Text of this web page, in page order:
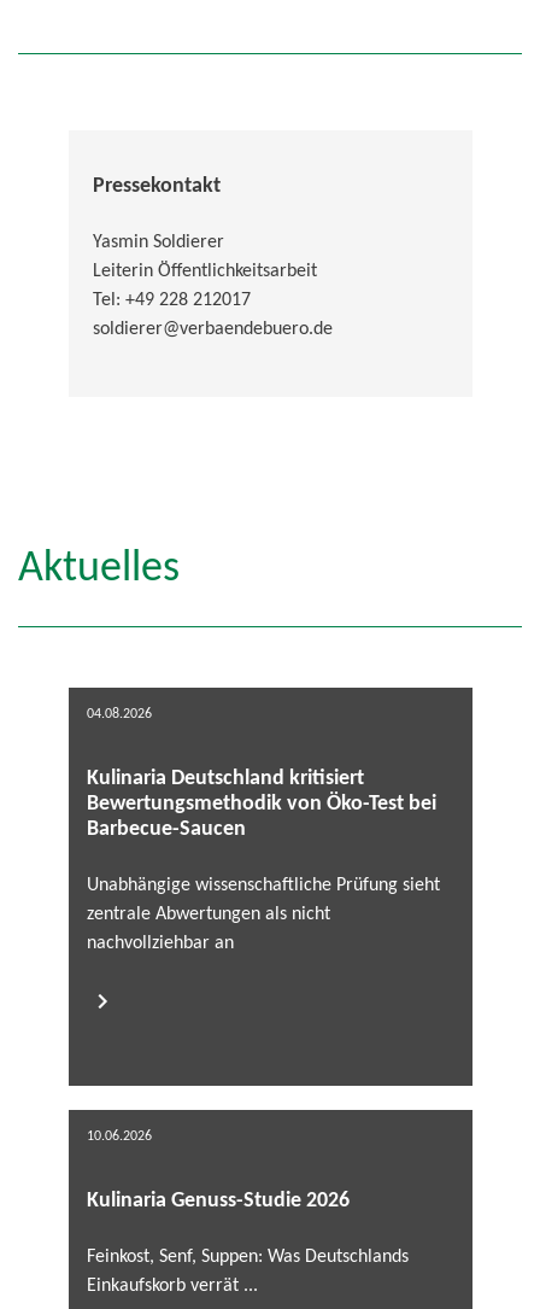
Pressekontakt
Yasmin Soldierer
Leiterin Öffentlichkeitsarbeit
Tel: +49 228 212017
soldierer@verbaendebuero.de
Aktuelles
04.08.2026
Kulinaria Deutschland kritisiert
Bewertungsmethodik von Öko-Test bei
Barbecue-Saucen
Unabhängige wissenschaftliche Prüfung sieht
zentrale Abwertungen als nicht
nachvollziehbar an
10.06.2026
Kulinaria Genuss-Studie 2026
Feinkost, Senf, Suppen: Was Deutschlands
Einkaufskorb verrät ...